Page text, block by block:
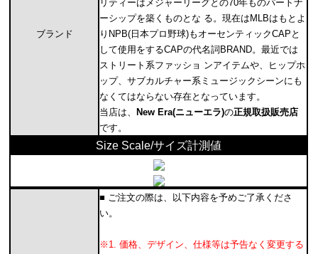
ブランド
リティーはメジャーリーグとの70年ものパートナ
ーシップを築くものとな る。現在はMLBはもとよ
りNPB(日本プロ野球)もオーセンティックCAPと
して使用をするCAPの代名詞BRAND。最近では
ストリート系ファッショ ンアイテムや、ヒップホ
ップ、サブカルチャー系ミュージックシーンにも
なくてはならない存在となっています。
当店は、
New Era(ニューエラ)の正規取扱販売店
です。
Size Scale/サイズ計測値
■ ご注文の際は、以下内容を予めご了承くださ
い。
※1. 価格、デザイン、仕様等は予告なく変更する